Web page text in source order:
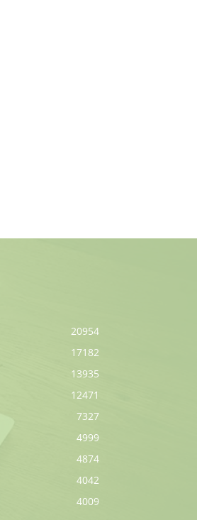
20954
17182
13935
12471
7327
4999
4874
4042
4009